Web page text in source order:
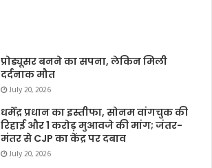
प्रोड्यूसर बनने का सपना, लेकिन मिली
दर्दनाक मौत
July 20, 2026
धर्मेंद्र प्रधान का इस्तीफा, सोनम वांगचुक की
रिहाई और 1 करोड़ मुआवजे की मांग; जंतर-
मंतर से CJP का केंद्र पर दबाव
July 20, 2026